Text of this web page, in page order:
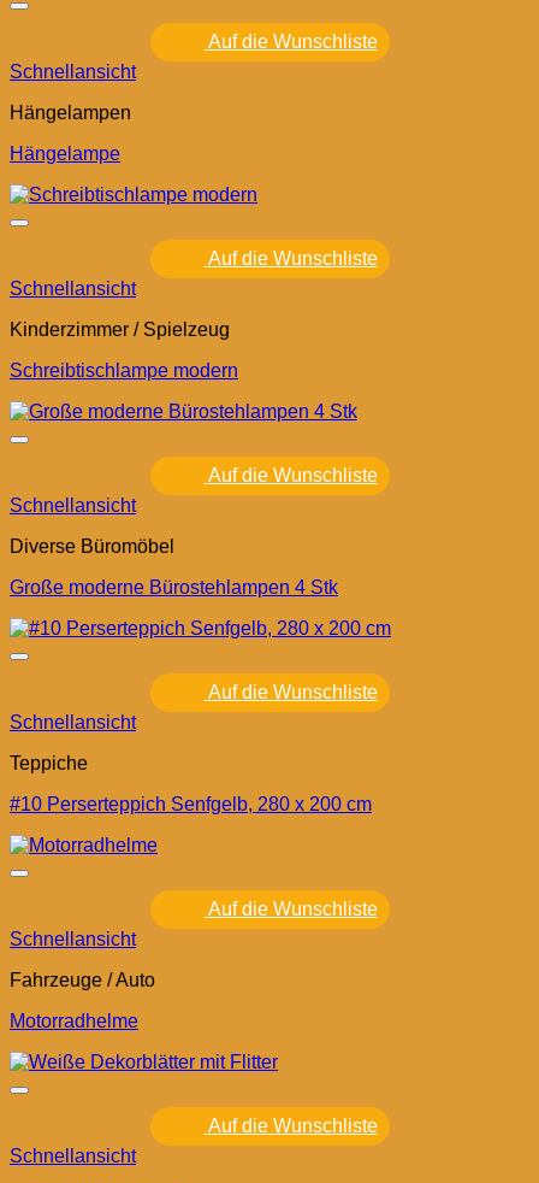
Auf die Wunschliste
Schnellansicht
Hängelampen
Hängelampe
Auf die Wunschliste
Schnellansicht
Kinderzimmer / Spielzeug
Schreibtischlampe modern
Auf die Wunschliste
Schnellansicht
Diverse Büromöbel
Große moderne Bürostehlampen 4 Stk
Auf die Wunschliste
Schnellansicht
Teppiche
#10 Perserteppich Senfgelb, 280 x 200 cm
Auf die Wunschliste
Schnellansicht
Fahrzeuge / Auto
Motorradhelme
Auf die Wunschliste
Schnellansicht